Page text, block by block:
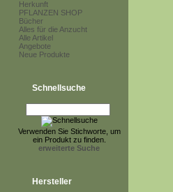
Herkunft
PFLANZEN SHOP
Bücher
Alles für die Anzucht
Alle Artikel
Angebote
Neue Produkte
Schnellsuche
Verwenden Sie Stichworte, um
ein Produkt zu finden.
erweiterte Suche
Hersteller